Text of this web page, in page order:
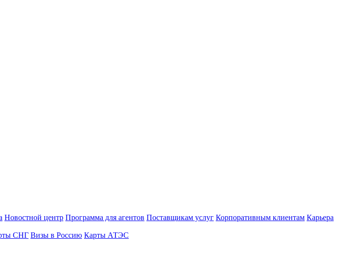
Новостной центр Программа для агентов Поставщикам услуг Корпоративным клиентам Карьера
СНГ Визы в Россию Карты АТЭС